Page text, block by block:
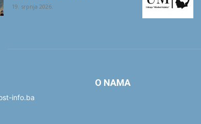
19. srpnja 2026.
O NAMA